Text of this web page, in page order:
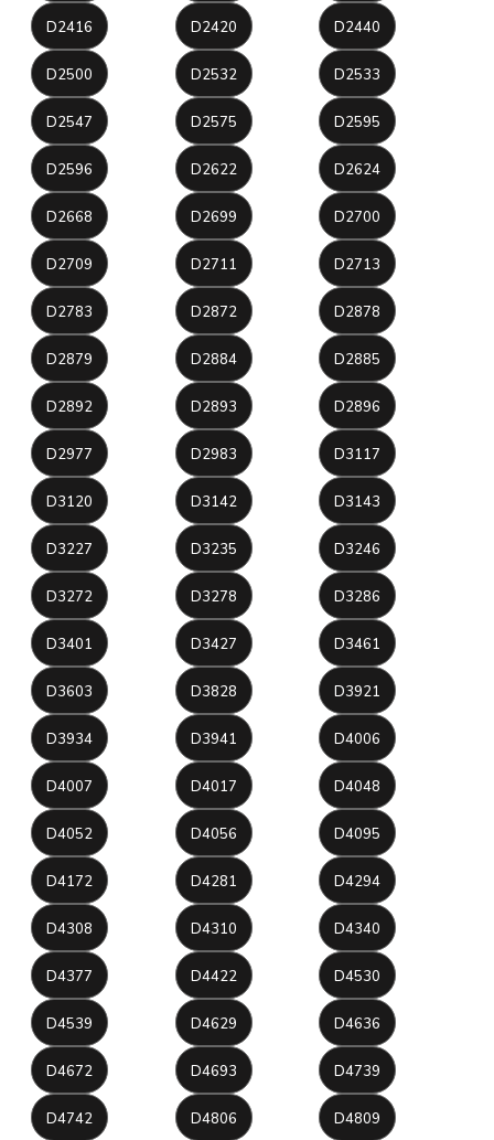
D2416 D2420 D2440
D2500 D2532 D2533
D2547 D2575 D2595
D2596 D2622 D2624
D2668 D2699 D2700
D2709 D2711 D2713
D2783 D2872 D2878
D2879 D2884 D2885
D2892 D2893 D2896
D2977 D2983 D3117
D3120 D3142 D3143
D3227 D3235 D3246
D3272 D3278 D3286
D3401 D3427 D3461
D3603 D3828 D3921
D3934 D3941 D4006
D4007 D4017 D4048
D4052 D4056 D4095
D4172 D4281 D4294
D4308 D4310 D4340
D4377 D4422 D4530
D4539 D4629 D4636
D4672 D4693 D4739
D4742 D4806 D4809